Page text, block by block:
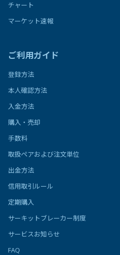
チャート
マーケット速報
ご利用ガイド
登録方法
本人確認方法
入金方法
購入・売却
手数料
取扱ペアおよび注文単位
出金方法
信用取引ルール
定期購入
サーキットブレーカー制度
サービスお知らせ
FAQ